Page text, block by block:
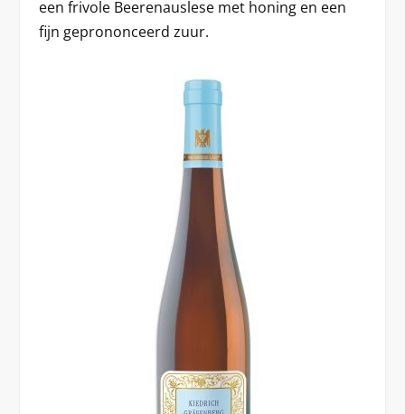
een frivole Beerenauslese met honing en een
fijn geprononceerd zuur.